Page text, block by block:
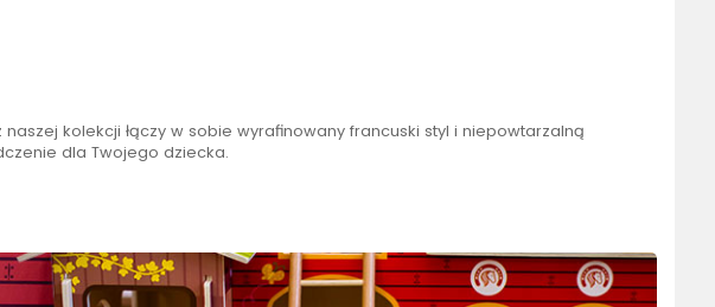
kolekcji łączy w sobie wyrafinowany francuski styl i niepowtarzalną
dla Twojego dziecka.